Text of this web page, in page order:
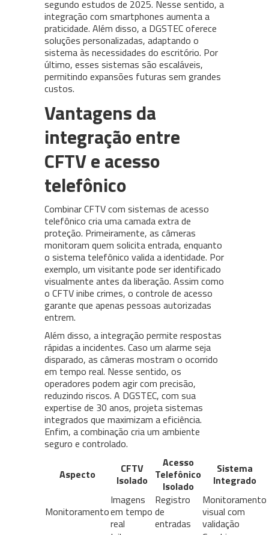
segundo estudos de 2025. Nesse sentido, a
integração com smartphones aumenta a
praticidade. Além disso, a DGSTEC oferece
soluções personalizadas, adaptando o
sistema às necessidades do escritório. Por
último, esses sistemas são escaláveis,
permitindo expansões futuras sem grandes
custos.
Vantagens da
integração entre
CFTV e acesso
telefônico
Combinar CFTV com sistemas de acesso
telefônico cria uma camada extra de
proteção. Primeiramente, as câmeras
monitoram quem solicita entrada, enquanto
o sistema telefônico valida a identidade. Por
exemplo, um visitante pode ser identificado
visualmente antes da liberação. Assim como
o CFTV inibe crimes, o controle de acesso
garante que apenas pessoas autorizadas
entrem.
Além disso, a integração permite respostas
rápidas a incidentes. Caso um alarme seja
disparado, as câmeras mostram o ocorrido
em tempo real. Nesse sentido, os
operadores podem agir com precisão,
reduzindo riscos. A DGSTEC, com sua
expertise de 30 anos, projeta sistemas
integrados que maximizam a eficiência.
Enfim, a combinação cria um ambiente
seguro e controlado.
Aspecto
CFTV
Isolado
Acesso
Telefônico
Isolado
Sistema
Integrado
Monitoramento
Imagens
em tempo
real
Registro
de
entradas
Monitoramento
visual com
validação